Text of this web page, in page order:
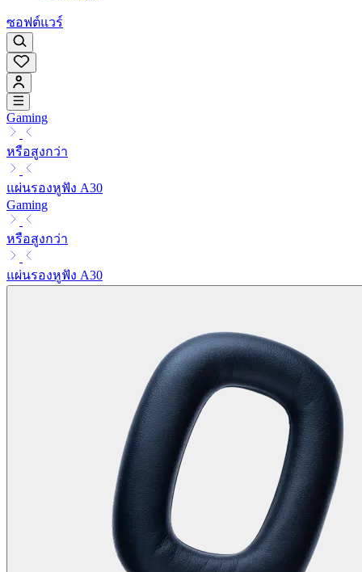
ซอฟต์แวร์
Gaming
หรือสูงกว่า
แผ่นรองหูฟัง A30
Gaming
หรือสูงกว่า
แผ่นรองหูฟัง A30